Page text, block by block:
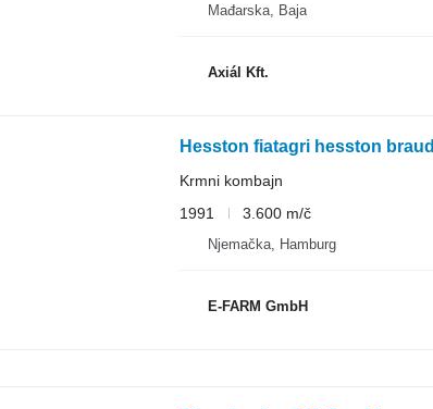
Mađarska, Baja
Axiál Kft.
Hesston fiatagri hesston braud
Krmni kombajn
1991
3.600 m/č
Njemačka, Hamburg
E-FARM GmbH